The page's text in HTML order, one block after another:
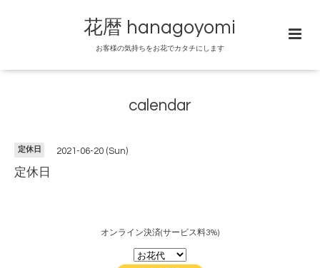
花暦 hanagoyomi
お客様の気持ちをお花でカタチにします
calendar
定休日 2021-06-20 (Sun)
定休日
オンライン決済(サービス料3%)